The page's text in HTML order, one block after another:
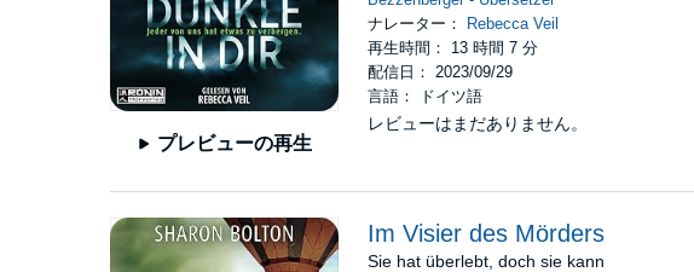
プレビューの再生
ナレーター： Rebecca Veil
再生時間： 13 時間 7 分
配信日： 2023/09/29
言語： ドイツ語
レビューはまだありません。
Im Visier des Mörders
Sie hat überlebt, doch sie kann